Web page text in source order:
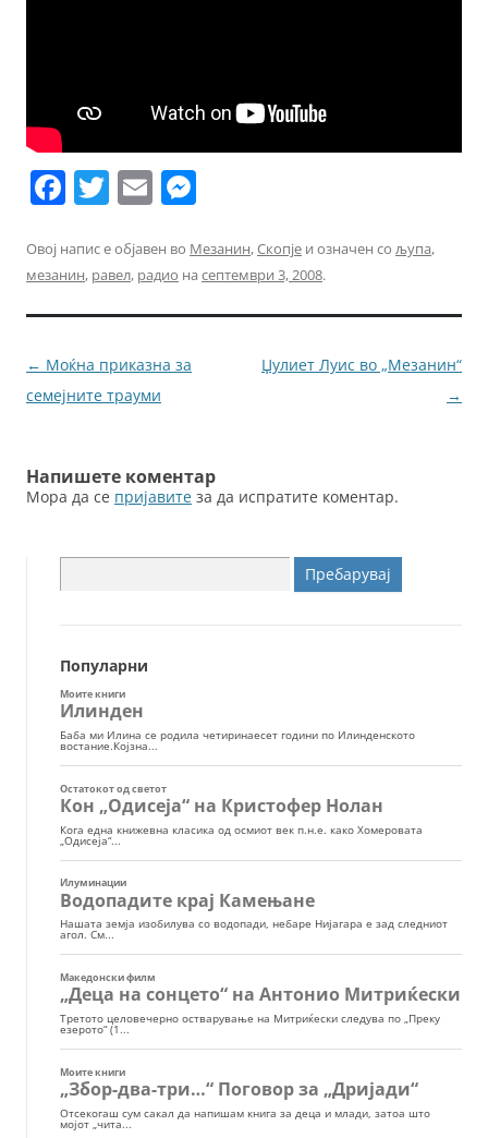
F
c
e
b
o
o
T
itt
er
E
ai
l
ss
e
n
Овој напис е објавен во Мезанин,Скопје и означен со љупа,
мезанин, равел, радио на септември 3, 2008.
Навигација
за
← Моќна приказна за
семејните трауми
Џулиет Луис во „Мезанин“
→
Напишете коментар
Мора да се пријавите за да испратите коментар.
за:
Популарни